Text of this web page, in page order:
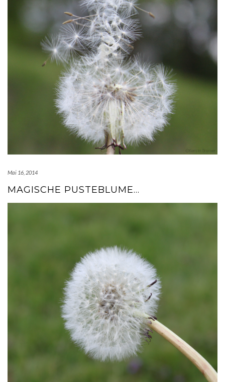
Mai 16, 2014
MAGISCHE PUSTEBLUME…